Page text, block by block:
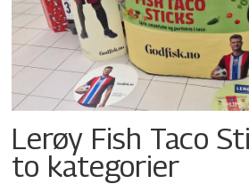
Lerøy Fish Taco
to kategorier